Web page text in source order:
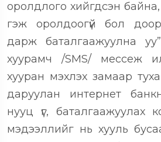
оролдлого хийгдсэн
гэж оролдоогүй бол
дарж баталгаажуулна
хуурамч /SMS/ мессеж
хууран мэхлэх замаар
даруулан интернет
нууц үг, баталгаажуулах
мэдээллийг нь хууль